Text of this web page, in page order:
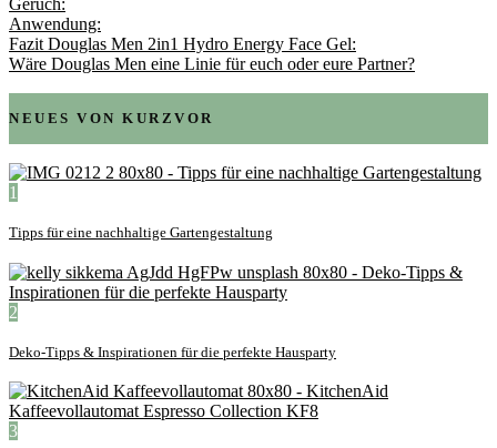
Anwendung:
Fazit Douglas Men 2in1 Hydro Energy Face Gel:
Wäre Douglas Men eine Linie für euch oder eure Partner?
NEUES VON KURZVOR
1
Tipps für eine nachhaltige Gartengestaltung
2
Deko-Tipps & Inspirationen für die perfekte Hausparty
3